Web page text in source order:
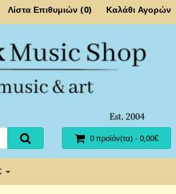
Λίστα Επιθυμιών (0) Καλάθι Αγορών
0 προϊόν(τα) - 0,00€